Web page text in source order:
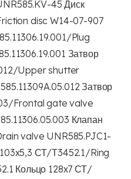
45 Диск
disc W14-07-907
Plug
Затвор
Upper shutter
Затвор
Frontal gate valve
Клапан
valve UNR585.PJC1-
СТ/Т3452.1/Ring
Кольцо 128х7 СТ/